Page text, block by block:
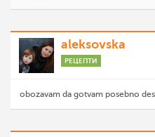
aleksovska
РЕЦЕПТИ
obozavam da gotvam posebno